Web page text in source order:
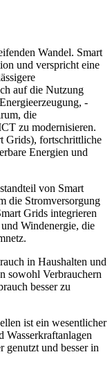
Wandel. Smart
und verspricht eine
auf die Nutzung
-
die
zu modernisieren.
Grids), fortschrittliche
Energien und
von Smart
die Stromversorgung
Grids integrieren
Windenergie, die
in Haushalten und
sowohl Verbrauchern
besser zu
ist ein wesentlicher
Wasserkraftanlagen
genutzt und besser in